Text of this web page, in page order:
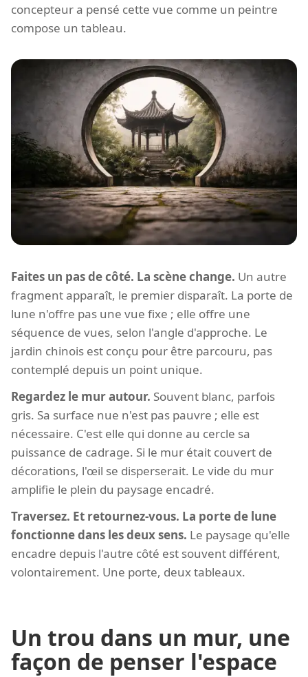
concepteur a pensé cette vue comme un peintre
compose un tableau.
Faites un pas de côté. La scène change. Un autre
fragment apparaît, le premier disparaît. La porte de
lune n'offre pas une vue fixe ; elle offre une
séquence de vues, selon l'angle d'approche. Le
jardin chinois est conçu pour être parcouru, pas
contemplé depuis un point unique.
Regardez le mur autour. Souvent blanc, parfois
gris. Sa surface nue n'est pas pauvre ; elle est
nécessaire. C'est elle qui donne au cercle sa
puissance de cadrage. Si le mur était couvert de
décorations, l'œil se disperserait. Le vide du mur
amplifie le plein du paysage encadré.
Traversez. Et retournez-vous. La porte de lune
fonctionne dans les deux sens. Le paysage qu'elle
encadre depuis l'autre côté est souvent différent,
volontairement. Une porte, deux tableaux.
Un trou dans un mur, une
façon de penser l'espace